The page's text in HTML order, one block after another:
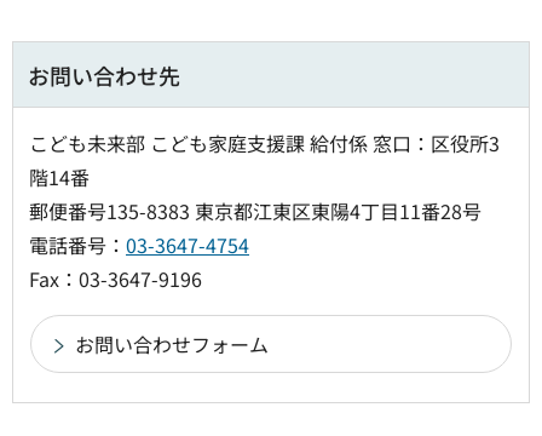
お問い合わせ先
こども未来部 こども家庭支援課 給付係 窓口：区役所3
階14番
郵便番号135-8383 東京都江東区東陽4丁目11番28号
電話番号： 03-3647-4754
Fax：03-3647-9196